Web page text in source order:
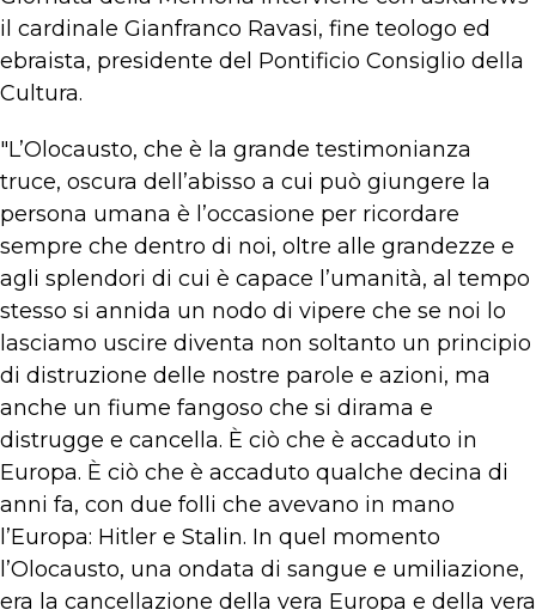
il cardinale Gianfranco Ravasi, fine teologo ed
ebraista, presidente del Pontificio Consiglio della
Cultura.
"L’Olocausto, che è la grande testimonianza
truce, oscura dell’abisso a cui può giungere la
persona umana è l’occasione per ricordare
sempre che dentro di noi, oltre alle grandezze e
agli splendori di cui è capace l’umanità, al tempo
stesso si annida un nodo di vipere che se noi lo
lasciamo uscire diventa non soltanto un principio
di distruzione delle nostre parole e azioni, ma
anche un fiume fangoso che si dirama e
distrugge e cancella. È ciò che è accaduto in
Europa. È ciò che è accaduto qualche decina di
anni fa, con due folli che avevano in mano
l’Europa: Hitler e Stalin. In quel momento
l’Olocausto, una ondata di sangue e umiliazione,
era la cancellazione della vera Europa e della vera